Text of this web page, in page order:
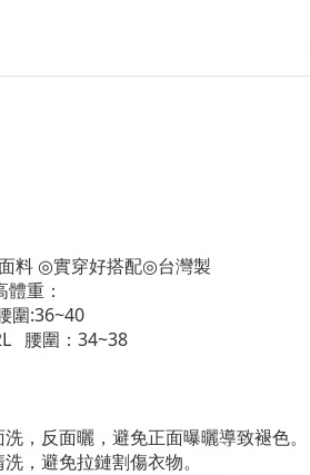
料 ◎實穿好搭配◎台灣製
重：
圍 :36~40
腰圍： 34~38
，反面曬，避免正面曝曬導致褪色。
，避免拉鏈割傷衣物。